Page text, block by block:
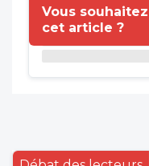
Vous
cet article ?